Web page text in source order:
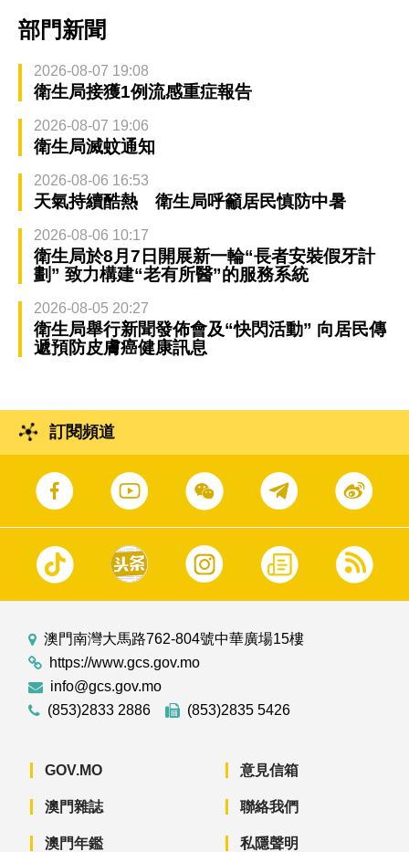
部門新聞
2026-08-07 19:08
衛生局接獲1例流感重症報告
2026-08-07 19:06
衛生局滅蚊通知
2026-08-06 16:53
天氣持續酷熱 衛生局呼籲居民慎防中暑
2026-08-06 10:17
衛生局於8月7日開展新一輪“長者安裝假牙計
劃” 致力構建“老有所醫”的服務系統
2026-08-05 20:27
衛生局舉行新聞發佈會及“快閃活動” 向居民傳
遞預防皮膚癌健康訊息
訂閱頻道
澳門南灣大馬路762-804號中華廣場15樓
https://www.gcs.gov.mo
info@gcs.gov.mo
(853)2833 2886
(853)2835 5426
GOV.MO
澳門雜誌
澳門年鑑
意見信箱
聯絡我們
私隱聲明